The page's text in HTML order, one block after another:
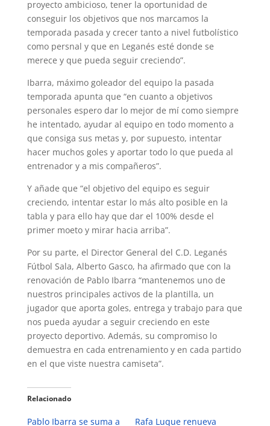
proyecto ambicioso, tener la oportunidad de
conseguir los objetivos que nos marcamos la
temporada pasada y crecer tanto a nivel futbolístico
como persnal y que en Leganés esté donde se
merece y que pueda seguir creciendo”.
Ibarra, máximo goleador del equipo la pasada
temporada apunta que “en cuanto a objetivos
personales espero dar lo mejor de mí como siempre
he intentado, ayudar al equipo en todo momento a
que consiga sus metas y, por supuesto, intentar
hacer muchos goles y aportar todo lo que pueda al
entrenador y a mis compañeros”.
Y añade que “el objetivo del equipo es seguir
creciendo, intentar estar lo más alto posible en la
tabla y para ello hay que dar el 100% desde el
primer moeto y mirar hacia arriba”.
Por su parte, el Director General del C.D. Leganés
Fútbol Sala, Alberto Gasco, ha afirmado que con la
renovación de Pablo Ibarra “mantenemos uno de
nuestros principales activos de la plantilla, un
jugador que aporta goles, entrega y trabajo para que
nos pueda ayudar a seguir creciendo en este
proyecto deportivo. Además, su compromiso lo
demuestra en cada entrenamiento y en cada partido
en el que viste nuestra camiseta”.
Relacionado
Pablo Ibarra se suma a
Rafa Luque renueva